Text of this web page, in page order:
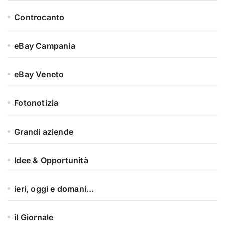
Controcanto
eBay Campania
eBay Veneto
Fotonotizia
Grandi aziende
Idee & Opportunità
ieri, oggi e domani…
il Giornale